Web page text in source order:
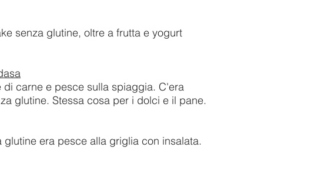
senza glutine, oltre a frutta e yogurt
carne e pesce sulla spiaggia. C'era
glutine. Stessa cosa per i dolci e il pane.
era pesce alla griglia con insalata.